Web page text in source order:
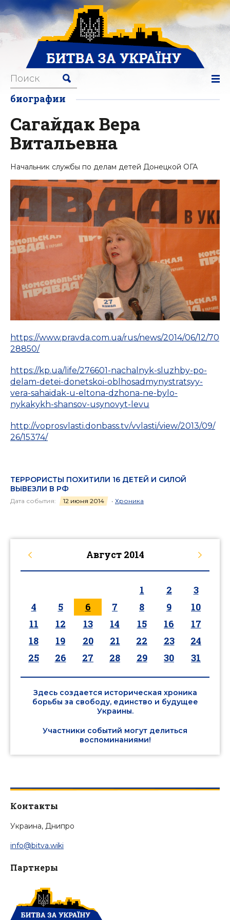
биографии
Сагайдак Вера
Витальевна
Начальник службы по делам детей Донецкой ОГА
https://www.pravda.com.ua/rus/news/2014/06/12/70
28850/
https://kp.ua/life/276601-nachalnyk-sluzhby-po-
delam-detei-donetskoi-oblhosadmynystratsyy-
vera-sahaidak-u-eltona-dzhona-ne-bylo-
nykakykh-shansov-usynovyt-levu
http://voprosvlasti.donbass.tv/vvlasti/view/2013/09/
26/15374/
ТЕРРОРИСТЫ ПОХИТИЛИ 16 ДЕТЕЙ И СИЛОЙ
ВЫВЕЗЛИ В РФ
Дата события: 12 июня 2014 • Хроника
Август 2014
1 2
3
4
5 6 7 8 9
10
11
12 13 14 15 16
17
18
19 20 21 22 23
24
25
26 27 28 29 30 31
Здесь создается историческая хроника
борьбы за свободу, единство и будущее
Украины.
Участники событий могут делиться
воспоминаниями!
Контакты
Украина, Днипро
info@bitva.wiki
Партнеры